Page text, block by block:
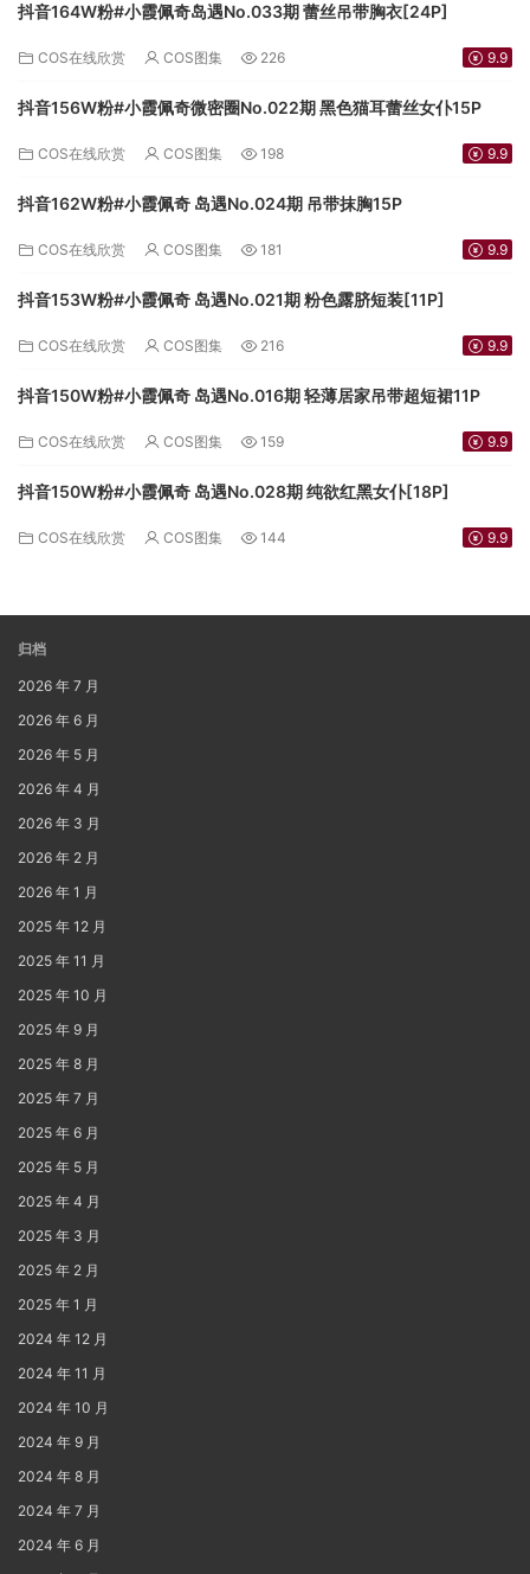
抖音164W粉#小霞佩奇岛遇No.033期 蕾丝吊带胸衣[24P]
COS在线欣赏 COS图集 226 9.9
抖音156W粉#小霞佩奇微密圈No.022期 黑色猫耳蕾丝女仆15P
COS在线欣赏 COS图集 198 9.9
抖音162W粉#小霞佩奇 岛遇No.024期 吊带抹胸15P
COS在线欣赏 COS图集 181 9.9
抖音153W粉#小霞佩奇 岛遇No.021期 粉色露脐短装[11P]
COS在线欣赏 COS图集 216 9.9
抖音150W粉#小霞佩奇 岛遇No.016期 轻薄居家吊带超短裙11P
COS在线欣赏 COS图集 159 9.9
抖音150W粉#小霞佩奇 岛遇No.028期 纯欲红黑女仆[18P]
COS在线欣赏 COS图集 144 9.9
归档
2026 年 7 月
2026 年 6 月
2026 年 5 月
2026 年 4 月
2026 年 3 月
2026 年 2 月
2026 年 1 月
2025 年 12 月
2025 年 11 月
2025 年 10 月
2025 年 9 月
2025 年 8 月
2025 年 7 月
2025 年 6 月
2025 年 5 月
2025 年 4 月
2025 年 3 月
2025 年 2 月
2025 年 1 月
2024 年 12 月
2024 年 11 月
2024 年 10 月
2024 年 9 月
2024 年 8 月
2024 年 7 月
2024 年 6 月